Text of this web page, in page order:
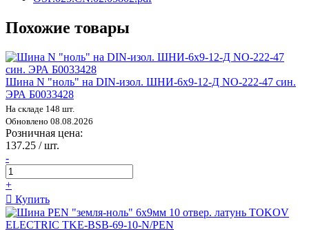
Похожие товары
Шина N "ноль" на DIN-изол. ШНИ-6х9-12-Д NO-222-47 син.
ЭРА Б0033428
На складе 148 шт.
Обновлено 08.08.2026
Розничная цена:
137.25 / шт.
-
+
Купить